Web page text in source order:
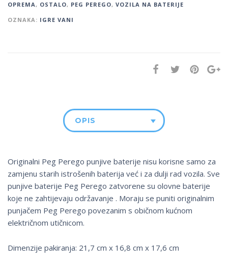
OPREMA, OSTALO, PEG PEREGO, VOZILA NA BATERIJE
OZNAKA: IGRE VANI
OPIS
Originalni Peg Perego punjive baterije nisu korisne samo za
zamjenu starih istrošenih baterija već i za dulji rad vozila. Sve
punjive baterije Peg Perego zatvorene su olovne baterije
koje ne zahtijevaju održavanje . Moraju se puniti originalnim
punjačem Peg Perego povezanim s običnom kućnom
električnom utičnicom.
Dimenzije pakiranja: 21,7 cm x 16,8 cm x 17,6 cm